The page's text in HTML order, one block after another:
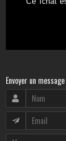
Envoyer un message